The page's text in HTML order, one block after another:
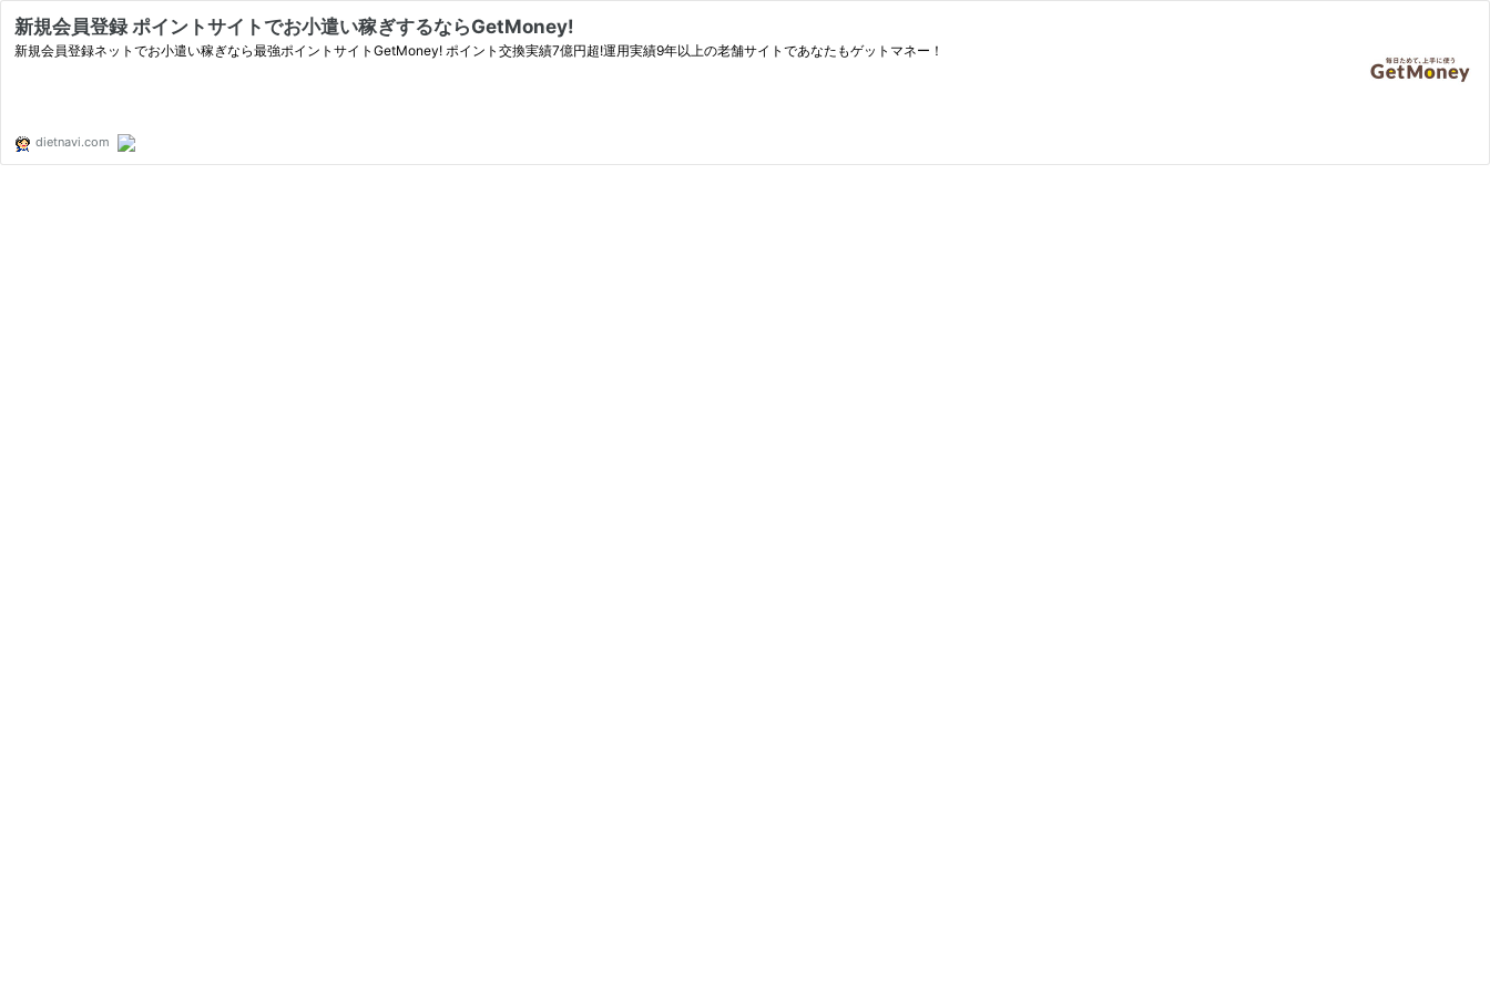
新規会員登録 ポイントサイトでお小遣い稼ぎするならGetMoney!
新規会員登録ネットでお小遣い稼ぎなら最強ポイントサイトGetMoney! ポイント交換実績7億円超!運用実績9年以上の老舗サイトであなたもゲットマネー！
dietnavi.com